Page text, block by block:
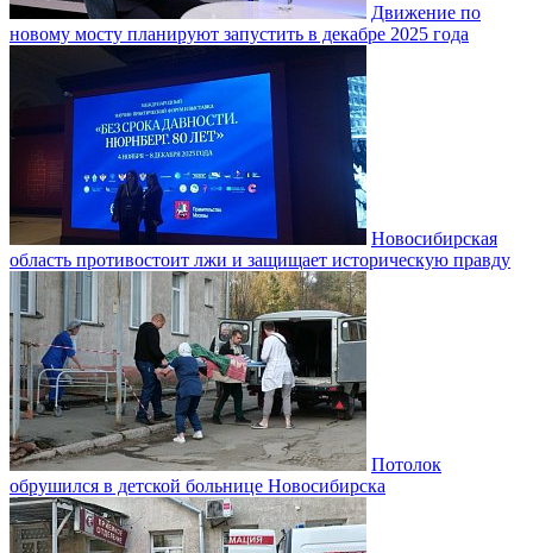
Движение по
новому мосту планируют запустить в декабре 2025 года
Новосибирская
область противостоит лжи и защищает историческую правду
Потолок
обрушился в детской больнице Новосибирска